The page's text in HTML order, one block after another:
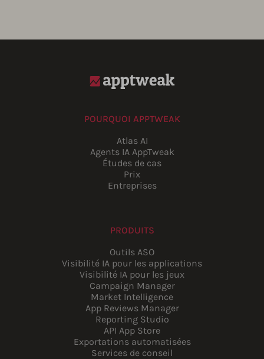
POURQUOI APPTWEAK
Atlas AI
Agents IA AppTweak
Études de cas
Prix
Entreprises
PRODUITS
Outils ASO
Visibilité IA pour les applications
Visibilité IA pour les jeux
Campaign Manager
Market Intelligence
App Reviews Manager
Reporting Studio
API App Store
Exportations automatisées
Services de conseil